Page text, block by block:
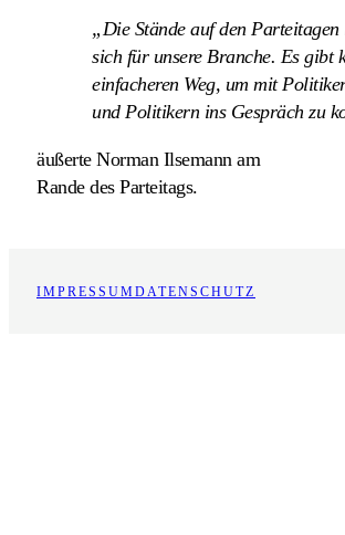
„Die Stände auf den Parteitagen
sich für unsere Branche. Es gibt
einfacheren Weg, um mit
und Politikern ins Gespräch zu
äußerte Norman Ilsemann am
Rande des Parteitags.
IMPRESSUMDATENSCHUTZ